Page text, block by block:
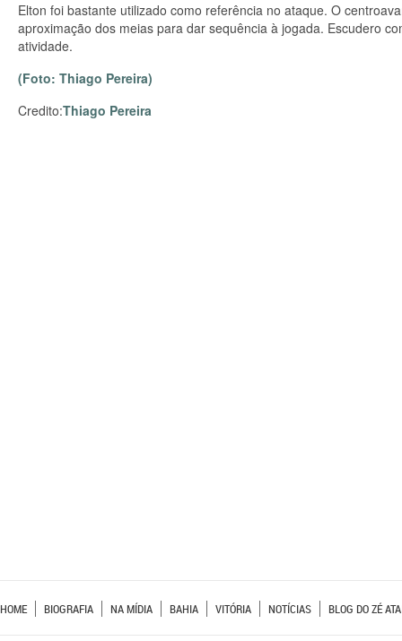
Elton foi bastante utilizado como referência no ataque. O
aproximação dos meias para dar sequência à jogada. Escudero
atividade.
(Foto: Thiago Pereira)
Credito:Thiago Pereira
HOME BIOGRAFIA NA MÍDIA BAHIA VITÓRIA NOTÍCIAS BLOG DO ZÉ